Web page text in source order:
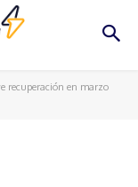
recuperación en marzo